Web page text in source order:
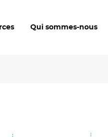
Qui sommes-nous